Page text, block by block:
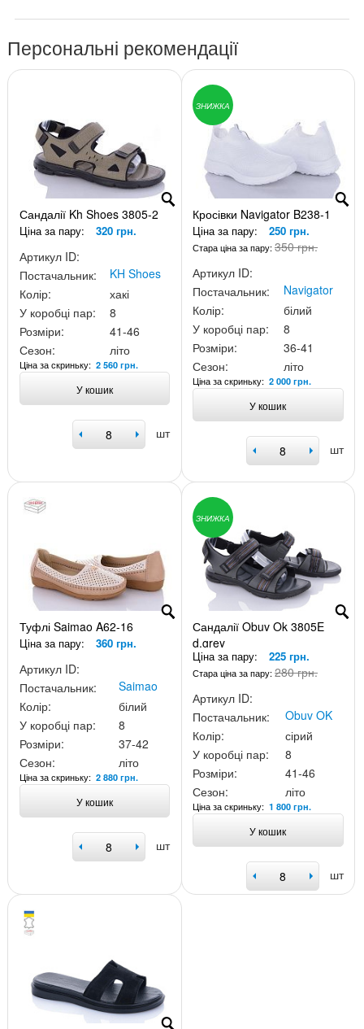
Персональні рекомендації
Сандалії Kh Shoes 3805-2
Ціна за пару: 320 грн.
Артикул ID:
Постачальник:
KH Shoes
Колір:
хакі
У коробці пар:
8
Розміри:
41-46
Сезон:
літо
Ціна за скриньку: 2 560 грн.
У кошик
шт
ЗНИЖКА
Кросівки Navigator B238-1
Ціна за пару: 250 грн.
Стара ціна за пару:350 грн.
Артикул ID:
Постачальник:
Navigator
Колір:
білий
У коробці пар:
8
Розміри:
36-41
Сезон:
літо
Ціна за скриньку:2 000 грн.
У кошик
шт
Туфлі Saimao A62-16
Ціна за пару: 360 грн.
Артикул ID:
Постачальник:
Saimao
Колір:
білий
У коробці пар:
8
Розміри:
37-42
Сезон:
літо
Ціна за скриньку: 2 880 грн.
У кошик
шт
ЗНИЖКА
Сандалії Obuv Ok 3805E
d.grey
Ціна за пару: 225 грн.
Стара ціна за пару:280 грн.
Артикул ID:
Постачальник:
Obuv OK
Колір:
сірий
У коробці пар:
8
Розміри:
41-46
Сезон:
літо
Ціна за скриньку:1 800 грн.
У кошик
шт